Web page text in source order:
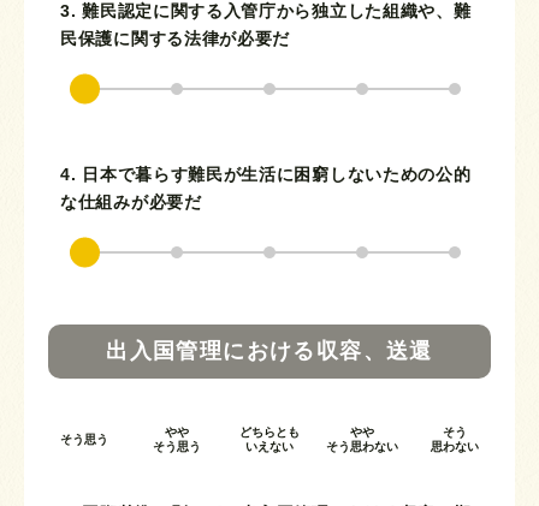
3. 難民認定に関する入管庁から独立した組織や、難
民保護に関する法律が必要だ
4. 日本で暮らす難民が生活に困窮しないための公的
な仕組みが必要だ
出入国管理における収容、送還
そう思う
やや
そう思う
どちらとも
いえない
やや
そう思わない
そう
思わない